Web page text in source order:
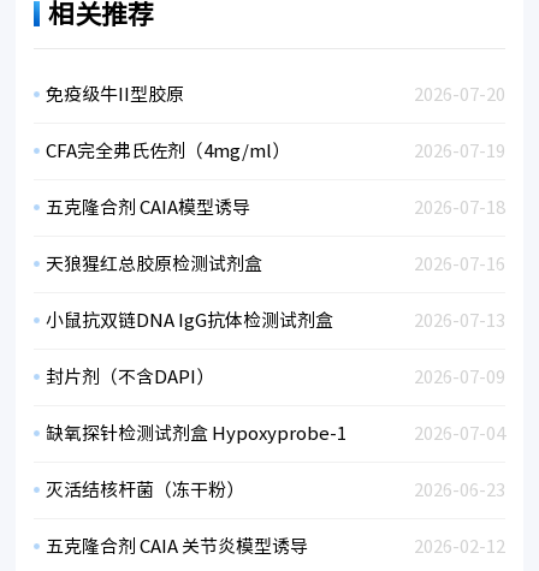
相关推荐
2026-07-20
免疫级牛II型胶原
2026-07-19
CFA完全弗氏佐剂（4mg/ml）
2026-07-18
五克隆合剂 CAIA模型诱导
2026-07-16
天狼猩红总胶原检测试剂盒
2026-07-13
小鼠抗双链DNA IgG抗体检测试剂盒
2026-07-09
封片剂（不含DAPI）
2026-07-04
缺氧探针检测试剂盒 Hypoxyprobe-1
2026-06-23
灭活结核杆菌（冻干粉）
2026-02-12
五克隆合剂 CAIA 关节炎模型诱导